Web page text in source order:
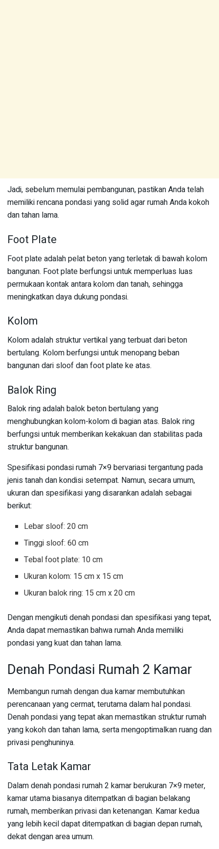
Jadi, sebelum memulai pembangunan, pastikan Anda telah
memiliki rencana pondasi yang solid agar rumah Anda kokoh
dan tahan lama.
Foot Plate
Foot plate adalah pelat beton yang terletak di bawah kolom
bangunan. Foot plate berfungsi untuk memperluas luas
permukaan kontak antara kolom dan tanah, sehingga
meningkatkan daya dukung pondasi.
Kolom
Kolom adalah struktur vertikal yang terbuat dari beton
bertulang. Kolom berfungsi untuk menopang beban
bangunan dari sloof dan foot plate ke atas.
Balok Ring
Balok ring adalah balok beton bertulang yang
menghubungkan kolom-kolom di bagian atas. Balok ring
berfungsi untuk memberikan kekakuan dan stabilitas pada
struktur bangunan.
Spesifikasi pondasi rumah 7×9 bervariasi tergantung pada
jenis tanah dan kondisi setempat. Namun, secara umum,
ukuran dan spesifikasi yang disarankan adalah sebagai
berikut:
Lebar sloof: 20 cm
Tinggi sloof: 60 cm
Tebal foot plate: 10 cm
Ukuran kolom: 15 cm x 15 cm
Ukuran balok ring: 15 cm x 20 cm
Dengan mengikuti denah pondasi dan spesifikasi yang tepat,
Anda dapat memastikan bahwa rumah Anda memiliki
pondasi yang kuat dan tahan lama.
Denah Pondasi Rumah 2 Kamar
Membangun rumah dengan dua kamar membutuhkan
perencanaan yang cermat, terutama dalam hal pondasi.
Denah pondasi yang tepat akan memastikan struktur rumah
yang kokoh dan tahan lama, serta mengoptimalkan ruang dan
privasi penghuninya.
Tata Letak Kamar
Dalam denah pondasi rumah 2 kamar berukuran 7×9 meter,
kamar utama biasanya ditempatkan di bagian belakang
rumah, memberikan privasi dan ketenangan. Kamar kedua
yang lebih kecil dapat ditempatkan di bagian depan rumah,
dekat dengan area umum.